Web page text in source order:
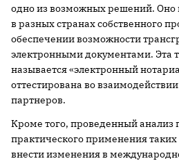
одно из возможных решений. Оно
в разных странах собственного
обеспечении возможности
электронными документами. Эта
называется «электронный
оттестирована во
партнеров.
Кроме того, проведенный анализ
практического применения
внести изменения в